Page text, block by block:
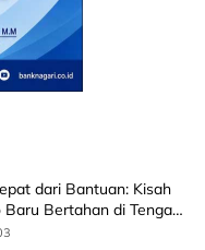
dari Bantuan: Kisah
Bertahan di Tengah